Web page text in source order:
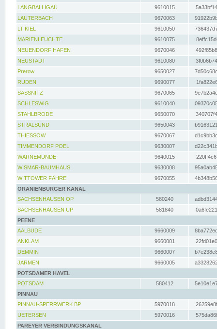
LANGBALLIGAU
9610015
LAUTERBACH
9670063
LT KIEL
9610050
MARIENLEUCHTE
9610075
NEUENDORF HAFEN
9670046
NEUSTADT
9610080
Prerow
9650027
RUDEN
9690077
SASSNITZ
9670065
SCHLESWIG
9610040
STAHLBRODE
9650070
STRALSUND
9650043
THIESSOW
9670067
TIMMENDORF POEL
9630007
WARNEMÜNDE
9640015
WISMAR-BAUMHAUS
9630008
WITTOWER FÄHRE
9670055
ORANIENBURGER KANAL
SACHSENHAUSEN OP
580240
SACHSENHAUSEN UP
581840
PEENE
AALBUDE
9660009
ANKLAM
9660001
DEMMIN
9660007
JARMEN
9660005
POTSDAMER HAVEL
POTSDAM
580412
PINNAU
PINNAU-SPERRWERK BP
5970018
UETERSEN
5970016
PAREYER VERBINDUNGSKANAL